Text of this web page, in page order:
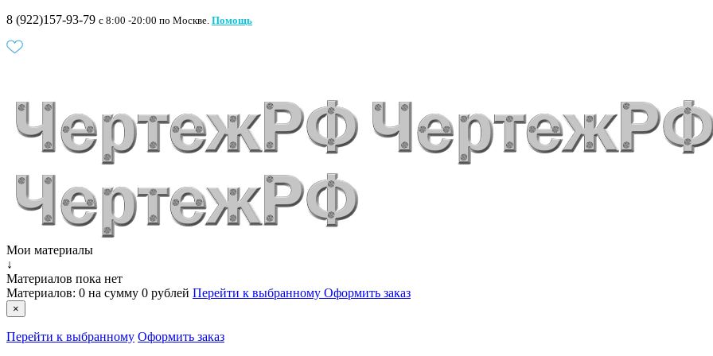
8 (922)157-93-79 c 8:00 -20:00 по Москве. Помощь
Мои материалы
↓
Материалов пока нет
Материалов: 0 на сумму 0 рублей Перейти к выбранному Оформить заказ
×
Перейти к выбранному Оформить заказ